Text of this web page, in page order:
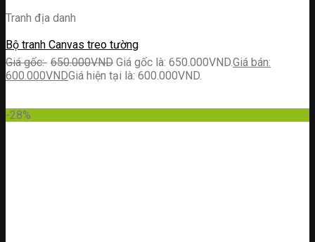
Tranh địa danh
Bộ tranh Canvas treo tường
650.000VND Giá gốc là: 650.000VND.
600.000VNDGiá hiện tại là: 600.000VND.
-28%